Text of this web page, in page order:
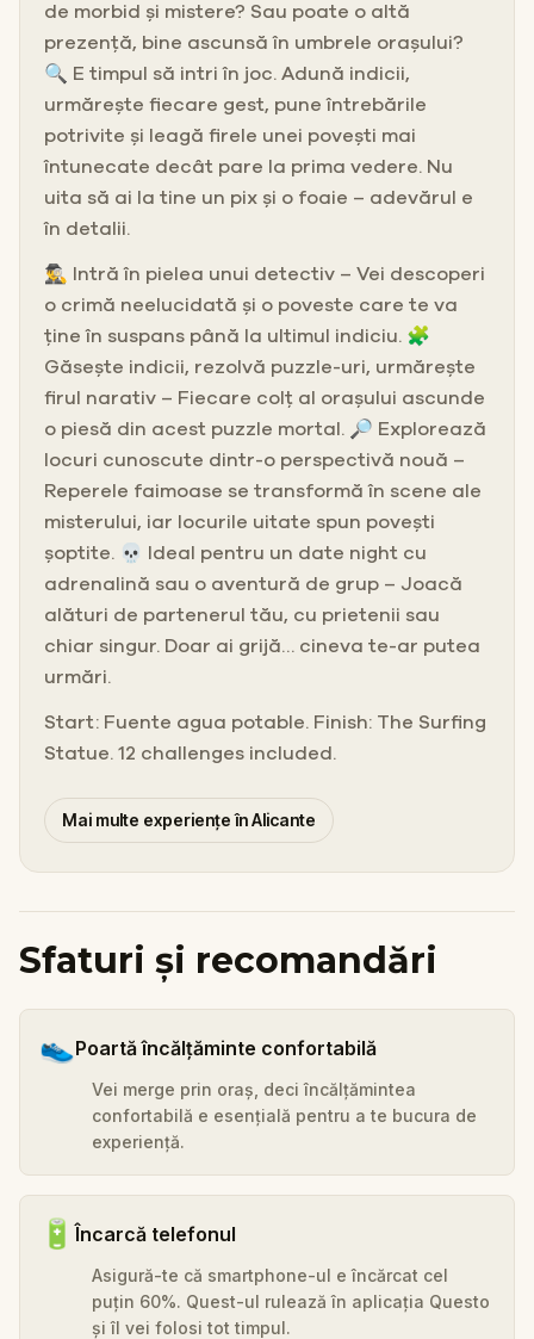
de morbid și mistere? Sau poate o altă
prezență, bine ascunsă în umbrele orașului?
🔍 E timpul să intri în joc. Adună indicii,
urmărește fiecare gest, pune întrebările
potrivite și leagă firele unei povești mai
întunecate decât pare la prima vedere. Nu
uita să ai la tine un pix și o foaie – adevărul e
în detalii.
🕵️‍♂️ Intră în pielea unui detectiv – Vei descoperi
o crimă neelucidată și o poveste care te va
ține în suspans până la ultimul indiciu. 🧩
Găsește indicii, rezolvă puzzle-uri, urmărește
firul narativ – Fiecare colț al orașului ascunde
o piesă din acest puzzle mortal. 🔎 Explorează
locuri cunoscute dintr-o perspectivă nouă –
Reperele faimoase se transformă în scene ale
misterului, iar locurile uitate spun povești
șoptite. 💀 Ideal pentru un date night cu
adrenalină sau o aventură de grup – Joacă
alături de partenerul tău, cu prietenii sau
chiar singur. Doar ai grijă… cineva te-ar putea
urmări.
Start: Fuente agua potable. Finish: The Surfing
Statue. 12 challenges included.
Mai multe experiențe în Alicante
Sfaturi și recomandări
👟Poartă încălțăminte confortabilă
Vei merge prin oraș, deci încălțămintea
confortabilă e esențială pentru a te bucura de
experiență.
🔋Încarcă telefonul
Asigură-te că smartphone-ul e încărcat cel
puțin 60%. Quest-ul rulează în aplicația Questo
și îl vei folosi tot timpul.